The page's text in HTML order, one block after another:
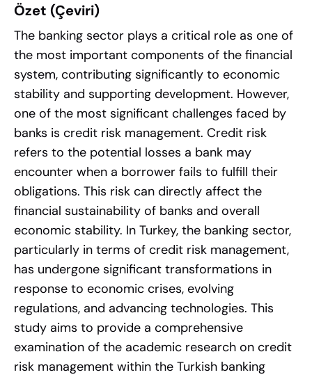
Özet (Çeviri)
The banking sector plays a critical role as one of
the most important components of the financial
system, contributing significantly to economic
stability and supporting development. However,
one of the most significant challenges faced by
banks is credit risk management. Credit risk
refers to the potential losses a bank may
encounter when a borrower fails to fulfill their
obligations. This risk can directly affect the
financial sustainability of banks and overall
economic stability. In Turkey, the banking sector,
particularly in terms of credit risk management,
has undergone significant transformations in
response to economic crises, evolving
regulations, and advancing technologies. This
study aims to provide a comprehensive
examination of the academic research on credit
risk management within the Turkish banking